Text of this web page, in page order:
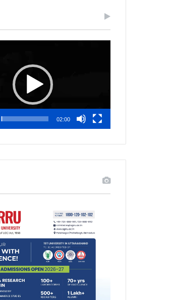
02:00